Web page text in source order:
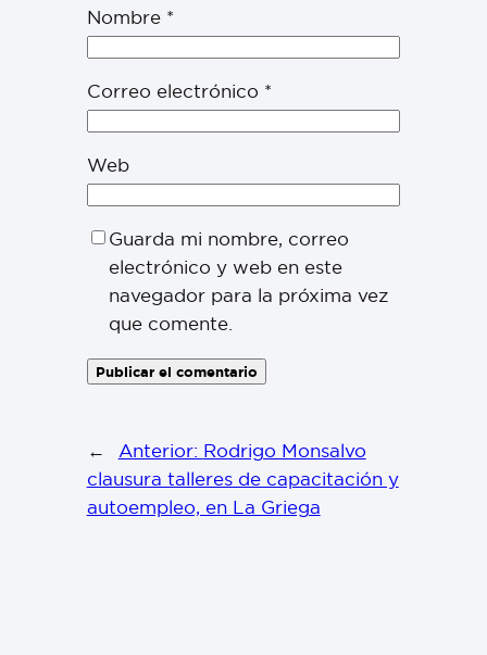
Nombre *
Correo electrónico *
Web
Guarda mi nombre, correo
electrónico y web en este
navegador para la próxima vez
que comente.
← Anterior: Rodrigo Monsalvo
clausura talleres de capacitación y
autoempleo, en La Griega